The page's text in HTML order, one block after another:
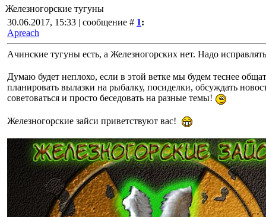
Железногорские тугуны
30.06.2017, 15:33 | сообщение # 1:
Apreach
Ачинские тугуны есть, а Железногорских нет. Надо
Думаю будет неплохо, если в этой ветке мы будем теснее
планировать вылазки на рыбалку, посиделки, обсуждать
советоваться и просто беседовать на разные темы!
Железногорские зайси приветствуют вас!